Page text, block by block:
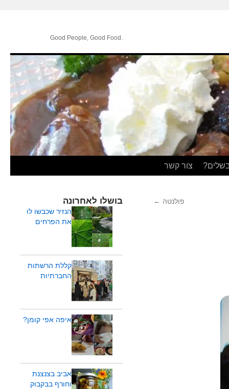
.Good People, Good Food
צור קשר
פולנטה ← בושלו לאחרונה
הנזיר שכבשו לו
את הפרחים
קללת הרשתות
החברתיות
איפה אפי קומן?
אביב בצנצנת
וחורף בבקבוק